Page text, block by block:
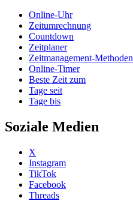
Online-Uhr
Zeitumrechnung
Countdown
Zeitplaner
Zeitmanagement-Methoden
Online-Timer
Beste Zeit zum
Tage seit
Tage bis
Soziale Medien
X
Instagram
TikTok
Facebook
Threads